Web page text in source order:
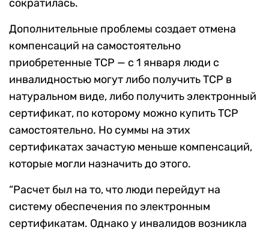
сократилась.
Дополнительные проблемы создает отмена
компенсаций на самостоятельно
приобретенные ТСР — с 1 января люди с
инвалидностью могут либо получить ТСР в
натуральном виде, либо получить электронный
сертификат, по которому можно купить ТСР
самостоятельно. Но суммы на этих
сертификатах зачастую меньше компенсаций,
которые могли назначить до этого.
“Расчет был на то, что люди перейдут на
систему обеспечения по электронным
сертификатам. Однако у инвалидов возникла